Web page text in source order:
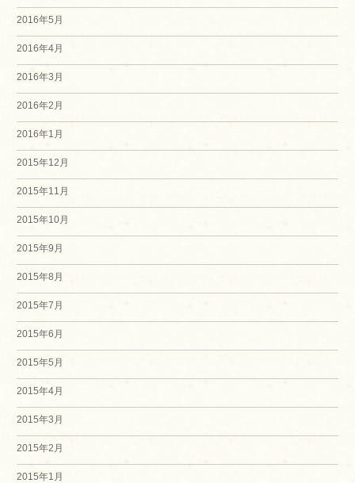
2016年5月
2016年4月
2016年3月
2016年2月
2016年1月
2015年12月
2015年11月
2015年10月
2015年9月
2015年8月
2015年7月
2015年6月
2015年5月
2015年4月
2015年3月
2015年2月
2015年1月